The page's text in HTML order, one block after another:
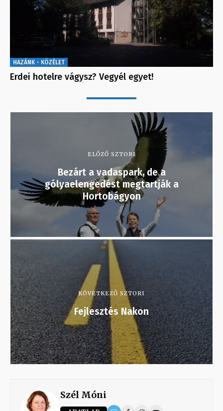
HAZÁNK - KÖZÉLET
Erdei hotelre vágysz? Vegyél egyet!
ELŐZŐ SZTORI
Bezárt a vadaspark, de a
gólyaelengedést megtartják a
Hortobágyon
KÖVETKEZŐ SZTORI
Fejlesztés Nakon
Szél Móni